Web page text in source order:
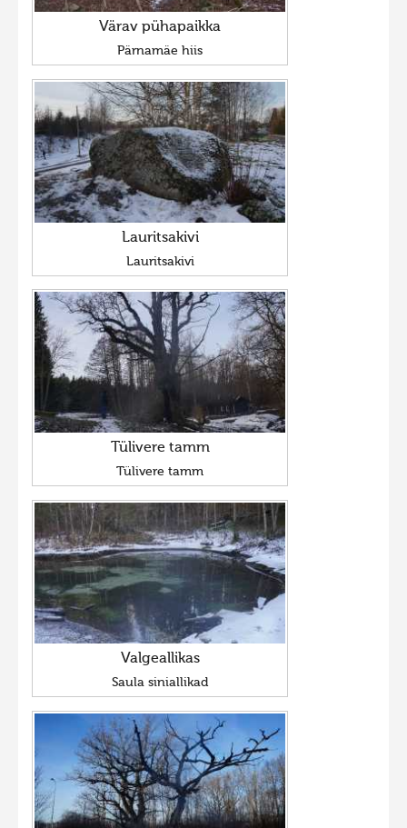
Värav pühapaikka
Pärnamäe hiis
Lauritsakivi
Lauritsakivi
Tülivere tamm
Tülivere tamm
Valgeallikas
Saula siniallikad